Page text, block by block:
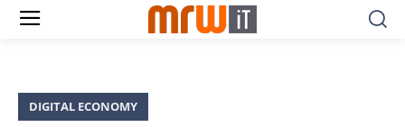
DIGITAL ECONOMY